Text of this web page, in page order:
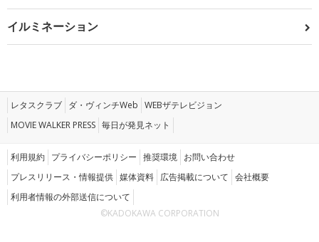
イルミネーション
レタスクラブ ダ・ヴィンチWeb WEBザテレビジョン
MOVIE WALKER PRESS 毎日が発見ネット
利用規約 プライバシーポリシー 推奨環境 お問い合わせ
プレスリリース・情報提供 媒体資料 広告掲載について 会社概要
利用者情報の外部送信について
©KADOKAWA CORPORATION